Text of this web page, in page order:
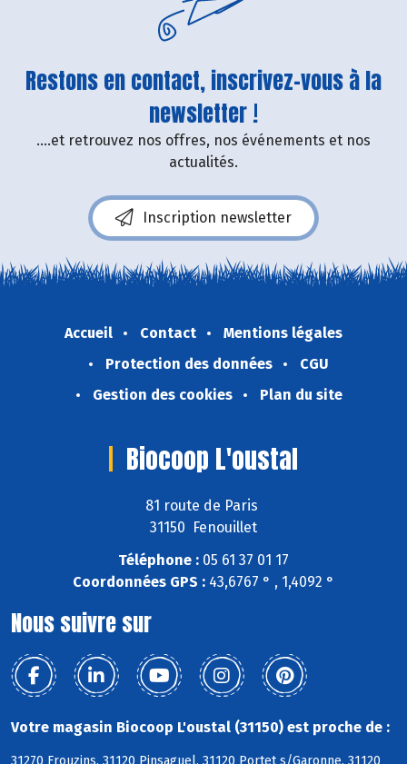
Restons en contact, inscrivez-vous à la
newsletter !
....et retrouvez nos offres, nos événements et nos
actualités.
Inscription newsletter
Accueil Contact
Mentions légales
Protection des données
CGU
Gestion des cookies
Plan du site
Biocoop L'oustal
81 route de Paris
31150 Fenouillet
Téléphone : 05 61 37 01 17
Coordonnées GPS : 43,6767 ° , 1,4092 °
Nous suivre sur
Votre magasin Biocoop L'oustal (31150) est proche de :